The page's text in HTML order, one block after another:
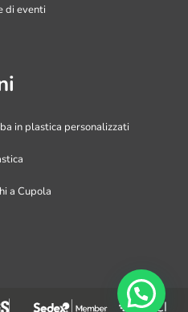
di eventi
in plastica personalizzati
a Cupola